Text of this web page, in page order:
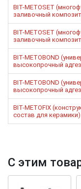
Ликвидация
Саморезы кровельные
HARPOON EURO
Ликвидация складских
остатков по ценам 2020
BIT-METOSET
заливочный
BIT-METOSET
заливочный
BIT-METOBOND
высокопрочный
BIT-METOBOND
высокопрочный
BIT-METOFIX
состав для керамики)
С этим